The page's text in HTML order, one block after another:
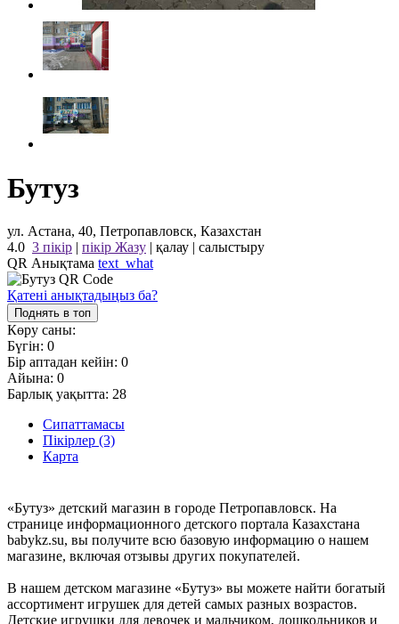
Бутуз
ул. Астана, 40, Петропавловск, Казахстан
4.0 3 пікір | пікір Жазу | қалау | салыстыру
QR Анықтама text_what
Қатені анықтадыңыз ба?
Поднять в топ
Көру саны:
Бүгін: 0
Бір аптадан кейін: 0
Айына: 0
Барлық уақытта: 28
Сипаттамасы
Пікірлер (3)
Карта
«Бутуз» детский магазин в городе Петропавловск. На
странице информационного детского портала Казахстана
babykz.su, вы получите всю базовую информацию о нашем
магазине, включая отзывы других покупателей.
В нашем детском магазине «Бутуз» вы можете найти богатый
ассортимент игрушек для детей самых разных возрастов.
Детские игрушки для девочек и мальчиком, дошкольников и